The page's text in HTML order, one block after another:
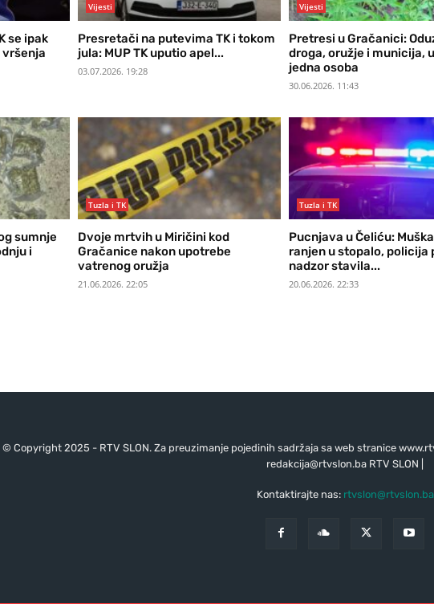
se ipak
Vijesti
Presretači na putevima TK i tokom
jula: MUP TK uputio apel...
03.07.2026. 19:28
Vijesti
Pretresi u Gračanici:
droga, oružje i municija,
jedna osoba
30.06.2026. 11:43
sumnje
i
Tuzla i TK
Dvoje mrtvih u Miričini kod
Gračanice nakon upotrebe
vatrenog oružja
21.06.2026. 22:05
Tuzla i TK
Pucnjava u Čeliću:
ranjen u stopalo, policija
nadzor stavila...
20.06.2026. 22:33
© Copyright 2025 - RTV SLON. Za preuzimanje pojedinih sadržaja sa web stranice
redakcija@rtvslon.baRTV SLON |
Kontaktirajte nas: rtvslon@rtvslon.ba